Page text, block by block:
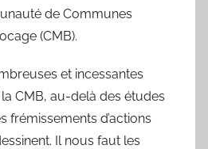
de Communes
(CMB).
et incessantes
CMB, au-delà des études
frémissements d’actions
Il nous faut les